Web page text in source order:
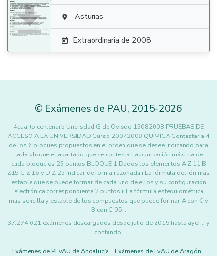
  Asturias
 Extraordinaria de 2008
© Exámenes de PAU, 2015-2026
4cuarto centenarb Unersdad G de Ovisdo 15082008 PRUEBAS DE
ACCESO A LA UNIVERSIDAD Curso 20072008 QUÍMICA Contestar a 4
de los 6 bloques propuestos en el orden que se desee indicando para
cada bloque el apartado que se contesta La puntuación máxima de
cada bloque es 25 puntos BLOQUE 1 Dados los elementos A Z 11 B
Z15 C Z 16 y D Z 25 Indicar de forma razonada i La fórmula del ión más
estable que se puede formar de cada uno de ellos y su configuración
electrónica correspondiente 2 puntos ii La fórmula estequiométrica
más sencilla y estable de los compuestos que puede formar A con C y
B con C 05…
37.274.621 exámenes descargados desde julio de 2015 hasta ayer... y
contando.
Exámenes de PEvAU de Andalucía
Exámenes de EvAU de Aragón